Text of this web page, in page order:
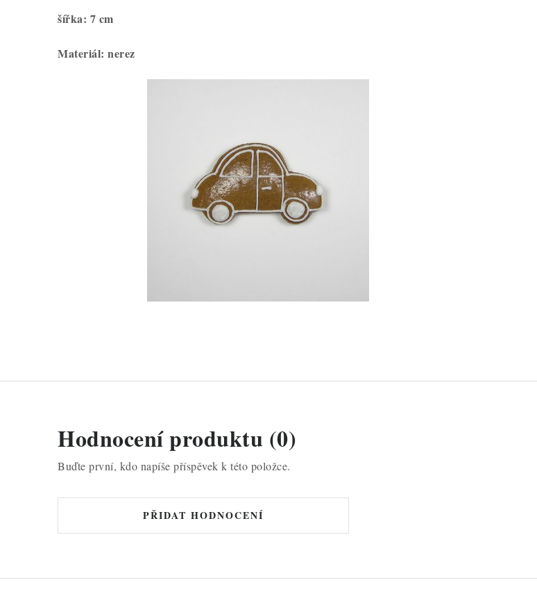
šířka: 7 cm
Materiál: nerez
Hodnocení produktu (0)
Buďte první, kdo napíše příspěvek k této položce.
PŘIDAT HODNOCENÍ